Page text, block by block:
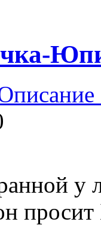
у
просит